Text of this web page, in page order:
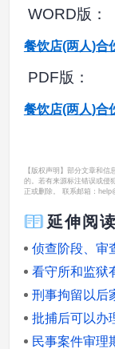
WORD版：
餐饮店(两人)合
PDF版：
餐饮店(两人)合
【版权声明】部分文章和
的。若有来源标注错误或侵
正或删除。 联系邮箱：
延伸阅读
侦查阶段、审
看守所和监狱
刑事拘留以后
批捕后可以办
民事案件审理